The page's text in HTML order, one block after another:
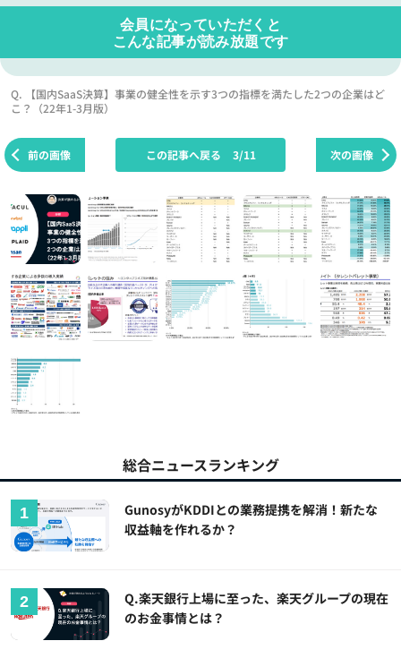
会員になっていただくと
こんな記事が読み放題です
Q. 【国内SaaS決算】事業の健全性を示す3つの指標を満たした2つの企業はど
こ？（22年1-3月版）
前の画像 次の画像
この記事へ戻る 3/11
総合ニュースランキング
GunosyがKDDIとの業務提携を解消！新たな
収益軸を作れるか？
Q.楽天銀行上場に至った、楽天グループの現在
のお金事情とは？